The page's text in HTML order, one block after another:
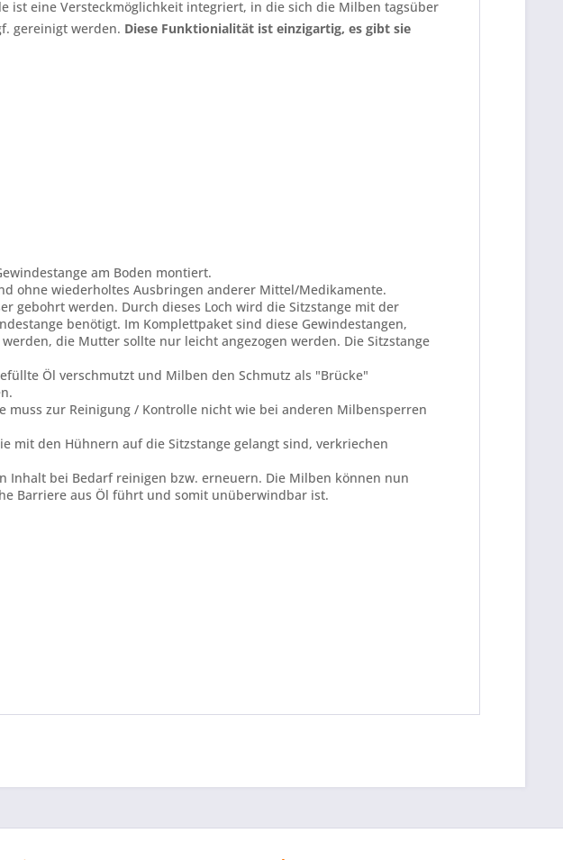
ist eine Versteckmöglichkeit integriert, in die sich die Milben tagsüber
gereinigt werden. Diese Funktionialität ist einzigartig, es gibt sie
am Boden montiert.
ohne wiederholtes Ausbringen anderer Mittel/Medikamente.
gebohrt werden. Durch dieses Loch wird die Sitzstange mit der
benötigt. Im Komplettpaket sind diese Gewindestangen,
die Mutter sollte nur leicht angezogen werden. Die Sitzstange
Öl verschmutzt und Milben den Schmutz als "Brücke"
muss zur Reinigung / Kontrolle nicht wie bei anderen Milbensperren
mit den Hühnern auf die Sitzstange gelangt sind, verkriechen
Inhalt bei Bedarf reinigen bzw. erneuern. Die Milben können nun
Barriere aus Öl führt und somit unüberwindbar ist.